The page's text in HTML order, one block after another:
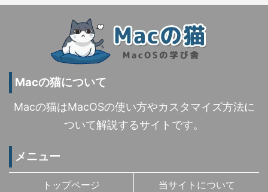
Macの猫について
Macの猫はMacOSの使い方やカスタマイズ方法に
ついて解説するサイトです。
メニュー
トップページ 当サイトについて